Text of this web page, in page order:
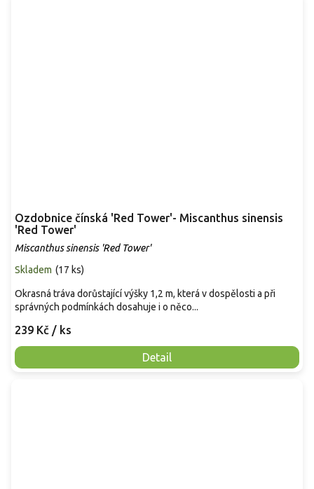
Ozdobnice čínská 'Red Tower'- Miscanthus sinensis
'Red Tower'
Miscanthus sinensis 'Red Tower'
Skladem (17 ks)
239 Kč / ks
Detail
Okrasná tráva dorůstající výšky 1,2 m, která v dospělosti a při
správných podmínkách dosahuje i o něco...